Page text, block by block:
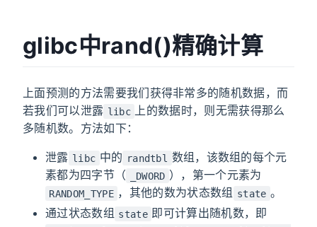
glibc中rand()精确计算
上面预测的方法需要我们获得非常多的随机数据，而
若我们可以泄露 libc 上的数据时，则无需获得那么
多随机数。方法如下：
泄露 libc 中的 randtbl 数组，该数组的每个元
素都为四字节（
_DWORD ），第一个元素为
RANDOM_TYPE ，其他的数为状态数组 state 。
通过状态数组 state 即可计算出随机数，即